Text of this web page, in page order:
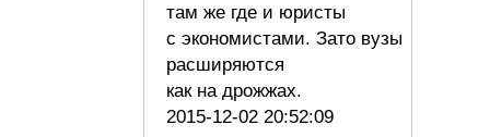
там же где и юристы
с экономистами. Зато вузы
расширяются
как на дрожжах.
2015-12-02 20:52:09